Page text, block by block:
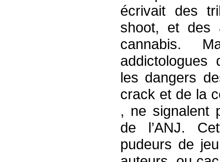
écrivait des
shoot, et des
cannabis.
addictologues
les dangers
crack et de la
, ne signalent
de l’ANJ.
pudeurs de